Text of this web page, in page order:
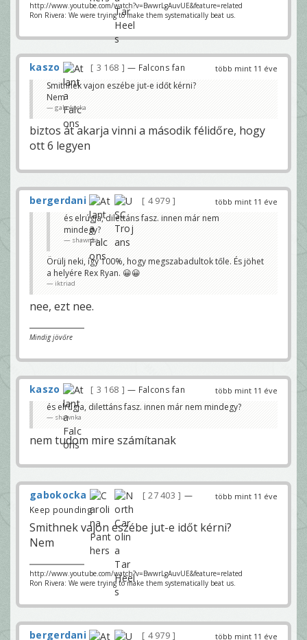
http://www.youtube.com/watch?v=BwwrLgAuvUE&feature=related
Ron Rivera: We were trying to make them systematically beat us.
több mint 11 éve
kaszo 3 168 — Falcons fan
Smithnek vajon eszébe jut-e időt kérni?
Nem
gabokocka
biztos át akarja vinni a második félidőre, hogy
ott 6 legyen
több mint 11 éve
bergerdani
4 979
és elrúgja, dilettáns fasz. innen már nem
mindegy?
shawnka
Örülj neki, így 100%, hogy megszabadultok tőle. És jöhet
a helyére Rex Ryan. 😀😀
iktriad
nee, ezt nee.
Mindig jövőre
több mint 11 éve
kaszo 3 168 — Falcons fan
és elrúgja, dilettáns fasz. innen már nem mindegy?
shawnka
nem tudom mire számítanak
több mint 11 éve
gabokocka 27 403
—
Keep pounding
Smithnek vajon eszébe jut-e időt kérni?
Nem
http://www.youtube.com/watch?v=BwwrLgAuvUE&feature=related
Ron Rivera: We were trying to make them systematically beat us.
több mint 11 éve
bergerdani 4 979